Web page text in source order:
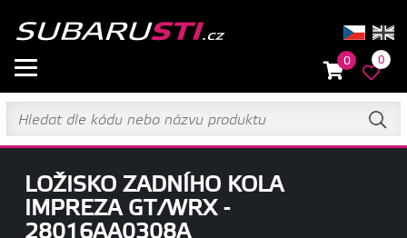
0 0
LOŽISKO ZADNÍHO KOLA
IMPREZA GT/WRX -
28016AA0308A